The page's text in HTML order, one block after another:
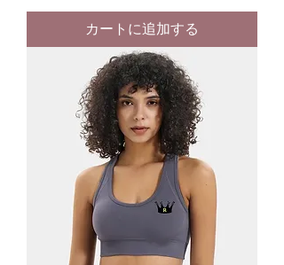
カートに追加する